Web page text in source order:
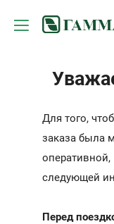
Для того,
заказа была
следующей
Перед